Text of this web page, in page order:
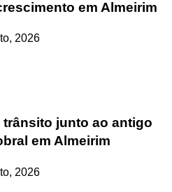
em Almeirim
2026
junto ao antigo
em Almeirim
2026